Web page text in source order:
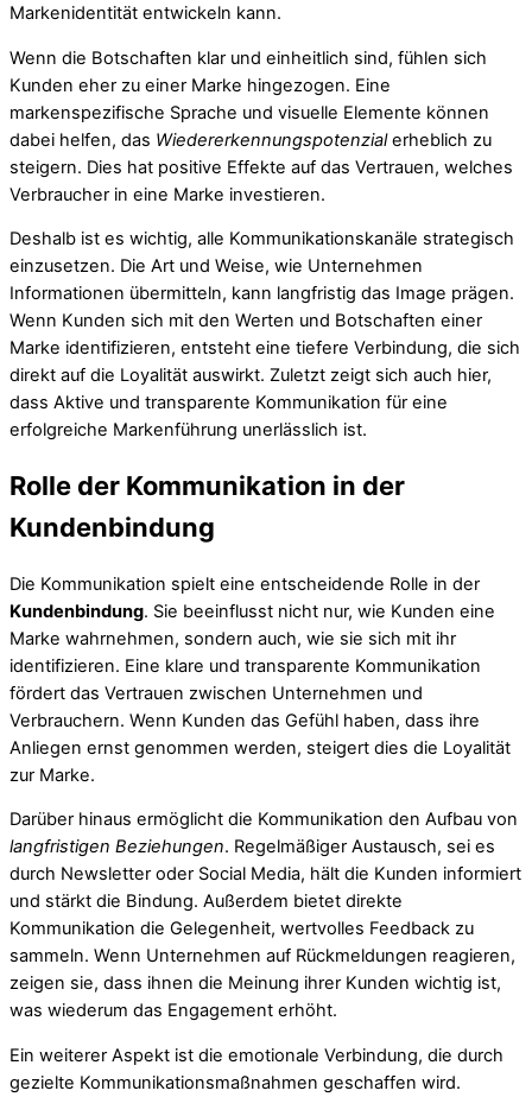
Markenidentität entwickeln kann.
Wenn die Botschaften klar und einheitlich sind, fühlen sich
Kunden eher zu einer Marke hingezogen. Eine
markenspezifische Sprache und visuelle Elemente können
dabei helfen, das Wiedererkennungspotenzialerheblich zu
steigern. Dies hat positive Effekte auf das Vertrauen, welches
Verbraucher in eine Marke investieren.
Deshalb ist es wichtig, alle Kommunikationskanäle strategisch
einzusetzen. Die Art und Weise, wie Unternehmen
Informationen übermitteln, kann langfristig das Image prägen.
Wenn Kunden sich mit den Werten und Botschaften einer
Marke identifizieren, entsteht eine tiefere Verbindung, die sich
direkt auf die Loyalität auswirkt. Zuletzt zeigt sich auch hier,
dass Aktive und transparente Kommunikation für eine
erfolgreiche Markenführung unerlässlich ist.
Rolle der Kommunikation in der
Kundenbindung
Die Kommunikation spielt eine entscheidende Rolle in der
Kundenbindung. Sie beeinflusst nicht nur, wie Kunden eine
Marke wahrnehmen, sondern auch, wie sie sich mit ihr
identifizieren. Eine klare und transparente Kommunikation
fördert das Vertrauen zwischen Unternehmen und
Verbrauchern. Wenn Kunden das Gefühl haben, dass ihre
Anliegen ernst genommen werden, steigert dies die Loyalität
zur Marke.
Darüber hinaus ermöglicht die Kommunikation den Aufbau von
langfristigen Beziehungen. Regelmäßiger Austausch, sei es
durch Newsletter oder Social Media, hält die Kunden informiert
und stärkt die Bindung. Außerdem bietet direkte
Kommunikation die Gelegenheit, wertvolles Feedback zu
sammeln. Wenn Unternehmen auf Rückmeldungen reagieren,
zeigen sie, dass ihnen die Meinung ihrer Kunden wichtig ist,
was wiederum das Engagement erhöht.
Ein weiterer Aspekt ist die emotionale Verbindung, die durch
gezielte Kommunikationsmaßnahmen geschaffen wird.